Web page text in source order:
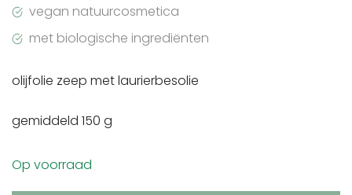
vegan natuurcosmetica
met biologische ingrediënten
olijfolie zeep met laurierbesolie
gemiddeld 150 g
Op voorraad